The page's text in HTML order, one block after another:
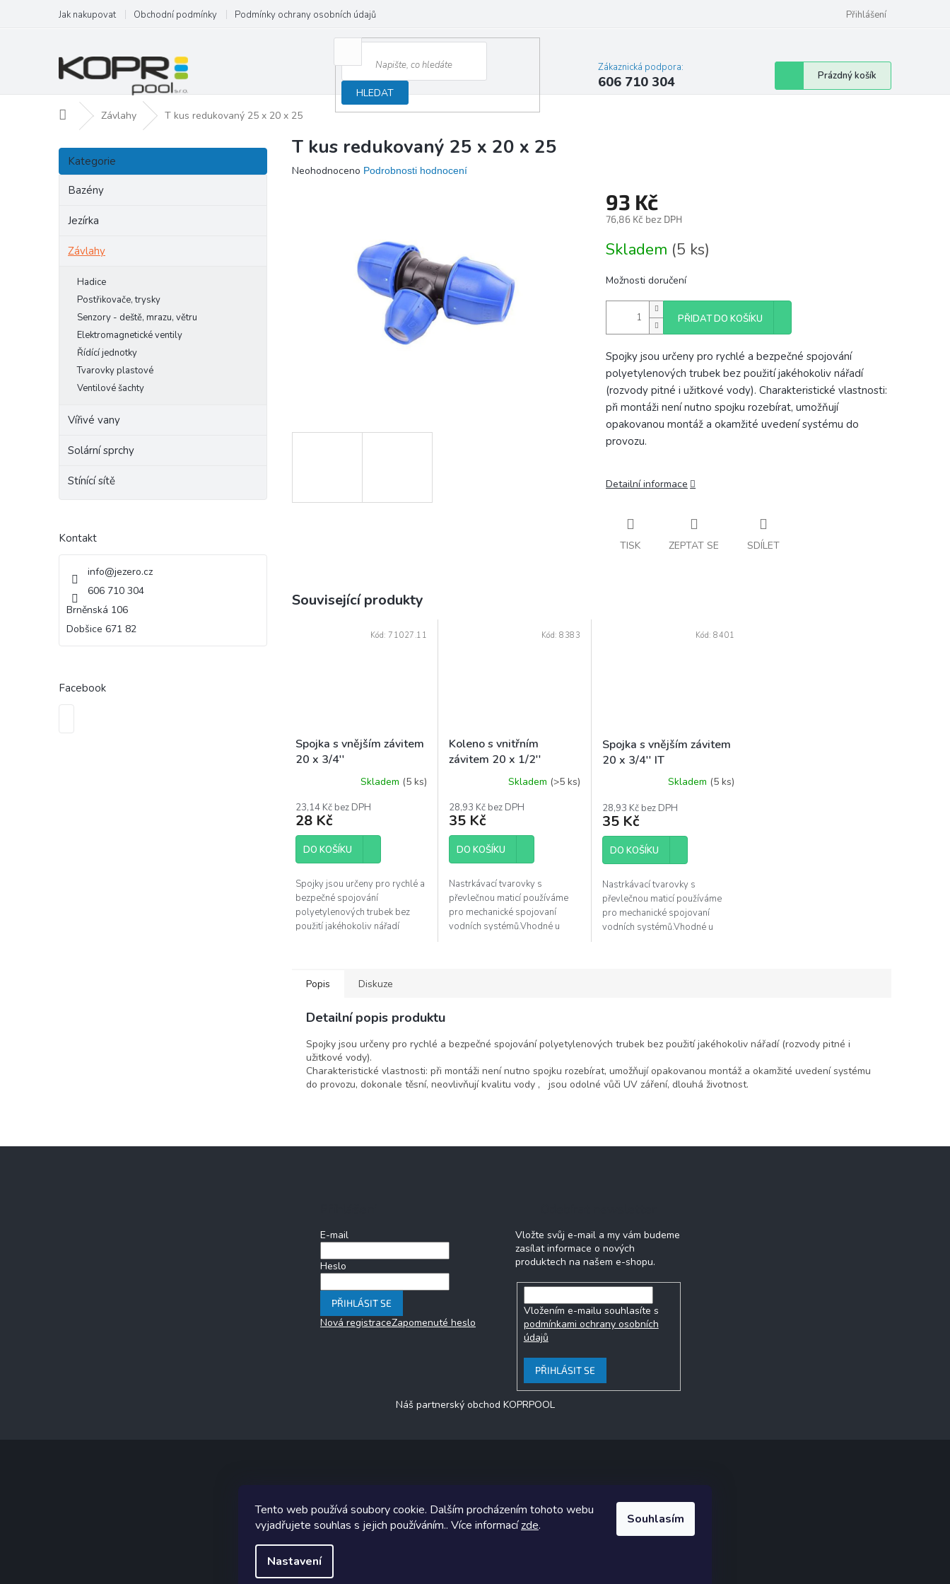
Tento web používá soubory cookie. Dalším procházením tohoto webu
vyjadřujete souhlas s jejich používáním.. Více informacízde.
Nastavení
Souhlasím
obsah
Jak nakupovat Obchodní podmínky Podmínky ochrany osobních údajů Přihlášení
HLEDAT
Zákaznická podpora:
606 710 304
Nákupní
košík
Prázdný košík
Domů Závlahy T kus redukovaný 25 x 20 x 25
P
s
Přeskočit
kategorie
Kategorie
Bazény
Jezírka
Závlahy
Hadice
Postřikovače, trysky
Senzory - deště, mrazu, větru
Elektromagnetické ventily
Řídící jednotky
Tvarovky plastové
Ventilové šachty
Vířivé vany
Solární sprchy
Stínící sítě
Kontakt
info@jezero.cz
606 710 304
Brněnská 106
Dobšice 671 82
Facebook
T kus redukovaný 25 x 20 x 25
Průměrné
Neohodnoceno Podrobnosti hodnocení
93 Kč
76,86 Kč bez DPH
cena:
Skladem (5 ks)
Možnosti doručení
PŘIDAT DO KOŠÍKU
Spojky jsou určeny pro rychlé a bezpečné spojování
polyetylenových trubek bez použití jakéhokoliv nářadí
(rozvody pitné i užitkové vody). Charakteristické vlastnosti:
při montáži není nutno spojku rozebírat, umožňují
opakovanou montáž a okamžité uvedení systému do
provozu.
Detailní informace
TISK ZEPTAT SE SDÍLET
Související produkty
Spojka s vnějším závitem
20 x 3/4''
Skladem (5 ks)
23,14 Kč bez DPH
28 Kč
DO KOŠÍKU
Spojky jsou určeny pro rychlé a
bezpečné spojování
polyetylenových trubek bez
použití jakéhokoliv nářadí
Kód: 71027.11
Koleno s vnitřním
závitem 20 x 1/2''
Skladem (>5 ks)
28,93 Kč bez DPH
35 Kč
DO KOŠÍKU
Nastrkávací tvarovky s
převlečnou maticí používáme
pro mechanické spojovaní
vodních systémů.Vhodné u
Kód: 8383
Spojka s vnějším závitem
20 x 3/4'' IT
Skladem (5 ks)
28,93 Kč bez DPH
35 Kč
DO KOŠÍKU
Nastrkávací tvarovky s
převlečnou maticí používáme
pro mechanické spojovaní
vodních systémů.Vhodné u
Kód: 8401
Popis Diskuze
Detailní popis produktu
Spojky jsou určeny pro rychlé a bezpečné spojování polyetylenových trubek bez použití jakéhokoliv nářadí (rozvody pitné i
užitkové vody).
Charakteristické vlastnosti: při montáži není nutno spojku rozebírat, umožňují opakovanou montáž a okamžité uvedení systému
do provozu, dokonale těsní, neovlivňují kvalitu vody , jsou odolné vůči UV záření, dlouhá životnost.
E-mail
Heslo
PŘIHLÁSIT SE
Nová registraceZapomenuté heslo
Vložte svůj e-mail a my vám budeme
zasílat informace o nových
produktech na našem e-shopu.
Vložením e-mailu souhlasíte s
podmínkami ochrany osobních
údajů
PŘIHLÁSIT SE
Náš partnerský obchod KOPRPOOL
Grafický návrh vytvořil a na Shoptet implementoval Tomáš Hlad&